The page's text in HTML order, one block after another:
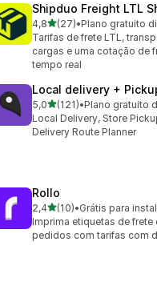
Shipduo Freight LTL
4,8de 5 estrelas
(27)
27 avaliações ao todo
•Plano gratuito
Tarifas de frete LTL,
cargas e uma cotação de
tempo real
Local delivery +
5,0de 5 estrelas
(121)
121 avaliações ao todo
•Plano gratuito
Local Delivery, Store
Delivery Route Planner
Rollo
2,4de 5 estrelas
(10)
10 avaliações ao todo
•Grátis para
Imprima etiquetas de frete
pedidos com tarifas com